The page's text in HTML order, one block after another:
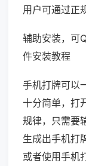
用户可通过正
辅助安装，可
件安装教程
手机打牌可以
十分简单，打
规律，只需要
生成出手机打
或者使用手机